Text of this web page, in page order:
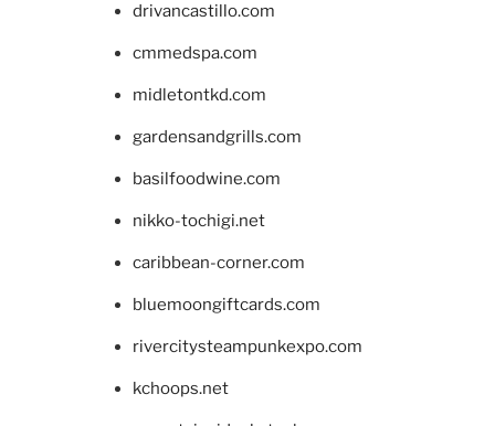
drivancastillo.com
cmmedspa.com
midletontkd.com
gardensandgrills.com
basilfoodwine.com
nikko-tochigi.net
caribbean-corner.com
bluemoongiftcards.com
rivercitysteampunkexpo.com
kchoops.net